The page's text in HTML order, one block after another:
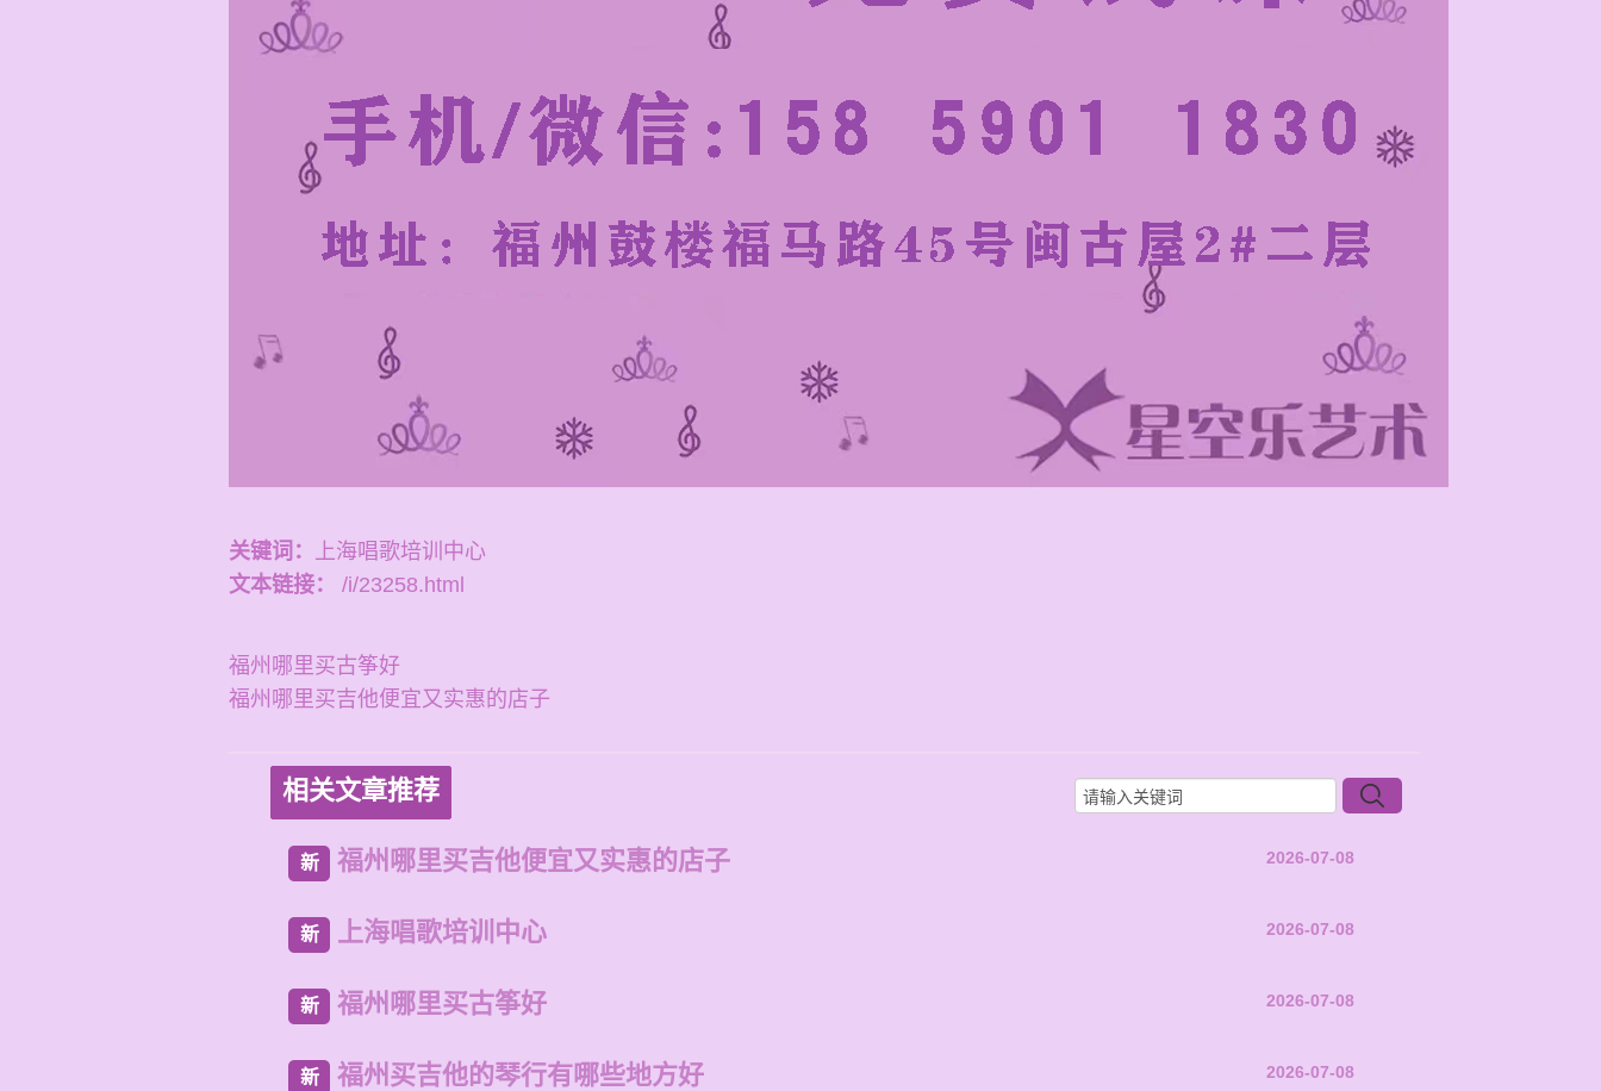
关键词： 上海唱歌培训中心
文本链接：
/i/23258.html
福州哪里买古筝好
福州哪里买吉他便宜又实惠的店子
相关文章推荐
新 福州哪里买吉他便宜又实惠的店子 2026-07-08
新 上海唱歌培训中心 2026-07-08
新 福州哪里买古筝好 2026-07-08
新 福州买吉他的琴行有哪些地方好 2026-07-08